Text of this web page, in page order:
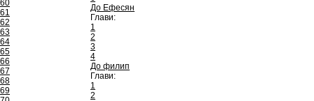
60
61
62
63
64
65
66
67
68
69
До Ефесян
Глави:
1
2
3
4
До филип
Глави:
1
2